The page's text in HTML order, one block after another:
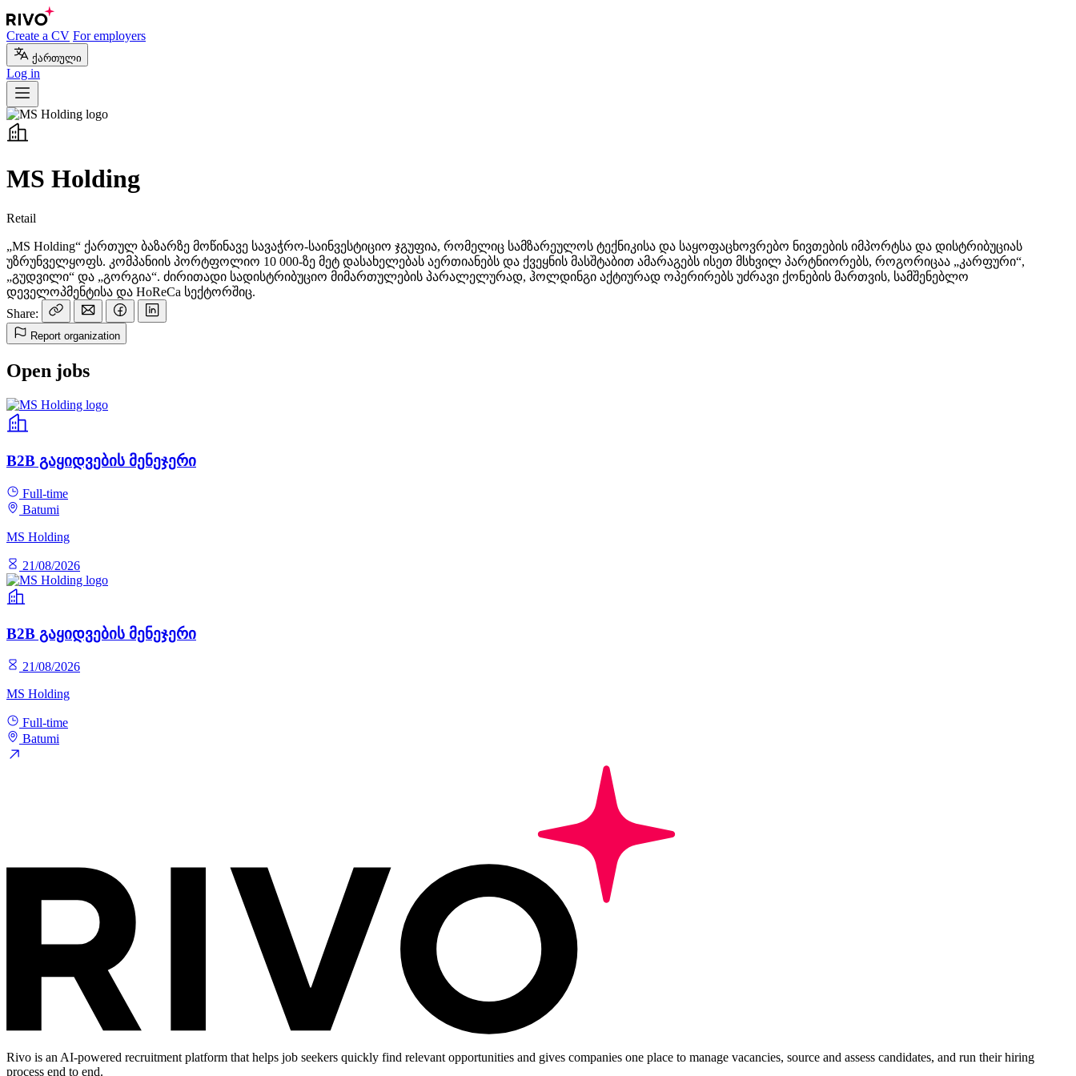
Create a CV For employers
ქართული
Log in
MS Holding
Retail
„MS Holding“ ქართულ ბაზარზე მოწინავე სავაჭრო-საინვესტიციო ჯგუფია, რომელიც სამზარეულოს ტექნიკისა და საყოფაცხოვრებო ნივთების იმპორტსა და დისტრიბუციას
უზრუნველყოფს. კომპანიის პორტფოლიო 10 000-ზე მეტ დასახელებას აერთიანებს და ქვეყნის მასშტაბით ამარაგებს ისეთ მსხვილ პარტნიორებს, როგორიცაა „კარფური“,
„გუდვილი“ და „გორგია“. ძირითადი სადისტრიბუციო მიმართულების პარალელურად, ჰოლდინგი აქტიურად ოპერირებს უძრავი ქონების მართვის, სამშენებლო
დეველოპმენტისა და HoReCa სექტორშიც.
Share:
Report organization
Open jobs
B2B გაყიდვების მენეჯერი
Full-time
Batumi
MS Holding
21/08/2026
B2B გაყიდვების მენეჯერი
21/08/2026
MS Holding
Full-time
Batumi
Rivo is an AI-powered recruitment platform that helps job seekers quickly find relevant opportunities and gives companies one place to manage vacancies, source and assess candidates, and run their hiring
process end to end.